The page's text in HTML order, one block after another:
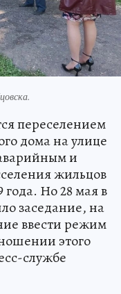
переселением
дома на улице
и
жильцов
года. Но 28 мая в
заседание, на
ввести режим
этого
службе